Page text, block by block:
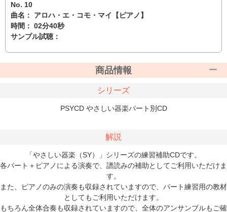
No. 10
曲名： アロハ・エ・コモ・マイ【ピアノ】
時間： 02分40秒
サンプル試聴：
商品情報
シリーズ
PSYCD やさしい器楽パート別CD
解説
「やさしい器楽（SY）」シリーズの練習補助CDです。
各パート＋ピアノによる演奏で、譜読みの補助としてご利用いただけま
す。
また、ピアノのみの演奏も収録されていますので、パート練習用の教材
としてもご利用いただけます。
もちろん全体合奏も収録されていますので、全体のアンサンブルもご確